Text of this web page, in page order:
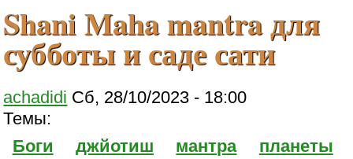
Shani Maha mantra для
субботы и саде сати
achadidi Сб, 28/10/2023 - 18:00
Темы:
Боги
джйотиш мантра планеты